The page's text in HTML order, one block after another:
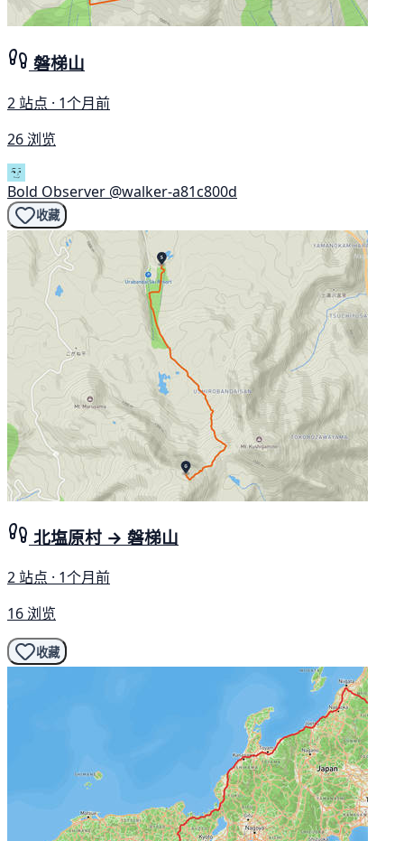
磐梯山
2 站点 · 1个月前
26 浏览
Bold Observer @walker-a81c800d
收藏
北塩原村 → 磐梯山
2 站点 · 1个月前
16 浏览
收藏